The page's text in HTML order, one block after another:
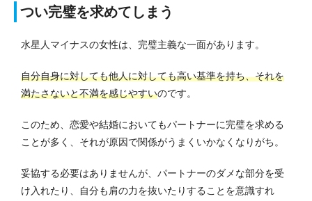
つい完璧を求めてしまう
水星人マイナスの女性は、完璧主義な一面があります。
自分自身に対しても他人に対しても高い基準を持ち、それを
満たさないと不満を感じやすいのです。
このため、恋愛や結婚においてもパートナーに完璧を求める
ことが多く、それが原因で関係がうまくいかなくなりがち。
妥協する必要はありませんが、パートナーのダメな部分を受
け入れたり、自分も肩の力を抜いたりすることを意識すれ